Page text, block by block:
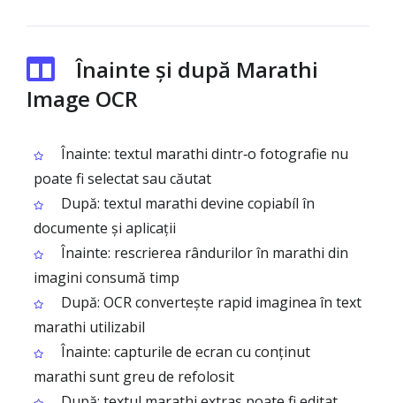
Înainte și după Marathi
Image OCR
Înainte: textul marathi dintr‑o fotografie nu
poate fi selectat sau căutat
După: textul marathi devine copiabíl în
documente și aplicații
Înainte: rescrierea rândurilor în marathi din
imagini consumă timp
După: OCR convertește rapid imaginea în text
marathi utilizabil
Înainte: capturile de ecran cu conținut
marathi sunt greu de refolosit